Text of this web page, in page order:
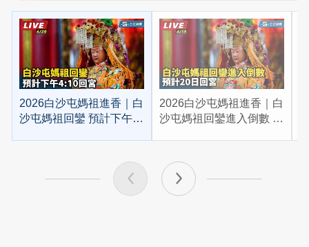
2026白沙屯媽祖進香｜白
沙屯媽祖回鑾 預計下午
2026白沙屯媽祖進香｜白
沙屯媽祖回鑾進入倒數 預